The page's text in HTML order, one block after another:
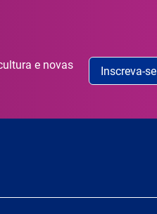
e novas
Inscreva-se